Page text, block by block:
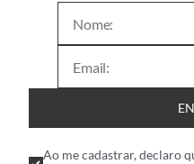
Ao me cadastrar, declaro